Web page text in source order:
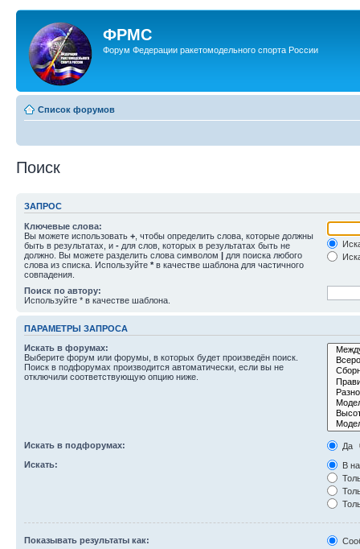
ФРМС
Форум Федерации ракетомодельного спорта России
Список форумов
Поиск
ЗАПРОС
Ключевые слова:
Вы можете использовать + , чтобы определить слова, которые должны
быть в результатах, и - для слов, которых в результатах быть не
должно. Вы можете разделить слова символом | для поиска любого
слова из списка. Используйте * в качестве шаблона для частичного
совпадения.
Поиск по автору:
Используйте * в качестве шаблона.
ПАРАМЕТРЫ ЗАПРОСА
Искать в форумах:
Выберите форум или форумы, в которых будет произведён поиск.
Поиск в подфорумах производится автоматически, если вы не
отключили соответствующую опцию ниже.
Искать в подфорумах:
Да
Искать:
В
Показывать результаты как: